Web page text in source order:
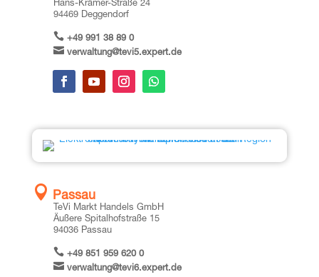
Hans-Krä­mer-Stra­ße 24
94469 Deg­gen­dorf
 +49 991 38 89 0
 verwaltung@tevi5.expert.de
 Passau
TeVi Markt Han­dels GmbH
Äuße­re Spi­tal­hof­stra­ße 15
94036 Pas­sau
 +49 851 959 620 0
 verwaltung@tevi6.expert.de